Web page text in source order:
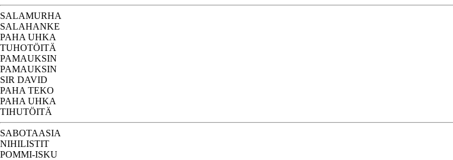
SALAMURHA
SALAHANKE
PAHA UHKA
TUHOTÖITÄ
PAMAUKSIN
PAMAUKSIN
SIR DAVID
PAHA TEKO
PAHA UHKA
TIHUTÖITÄ
SABOTAASIA
NIHILISTIT
POMMI-ISKU